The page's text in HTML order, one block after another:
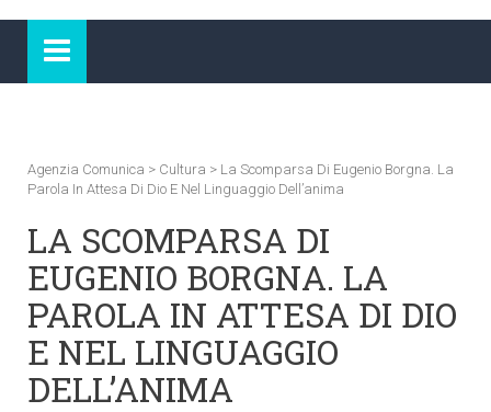
Agenzia Comunica > Cultura > La Scomparsa Di Eugenio Borgna. La
Parola In Attesa Di Dio E Nel Linguaggio Dell’anima
LA SCOMPARSA DI
EUGENIO BORGNA. LA
PAROLA IN ATTESA DI DIO
E NEL LINGUAGGIO
DELL’ANIMA